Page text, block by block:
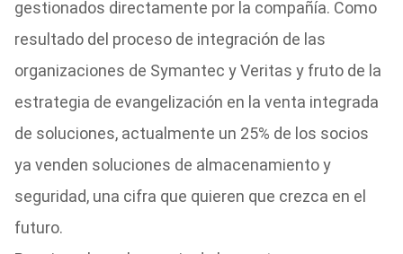
gestionados directamente por la compañía. Como
resultado del proceso de integración de las
organizaciones de Symantec y Veritas y fruto de la
estrategia de evangelización en la venta integrada
de soluciones, actualmente un 25% de los socios
ya venden soluciones de almacenamiento y
seguridad, una cifra que quieren que crezca en el
futuro.